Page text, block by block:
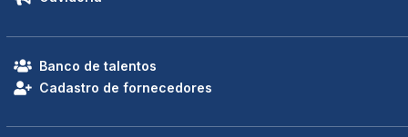
Banco de talentos
Cadastro de fornecedores